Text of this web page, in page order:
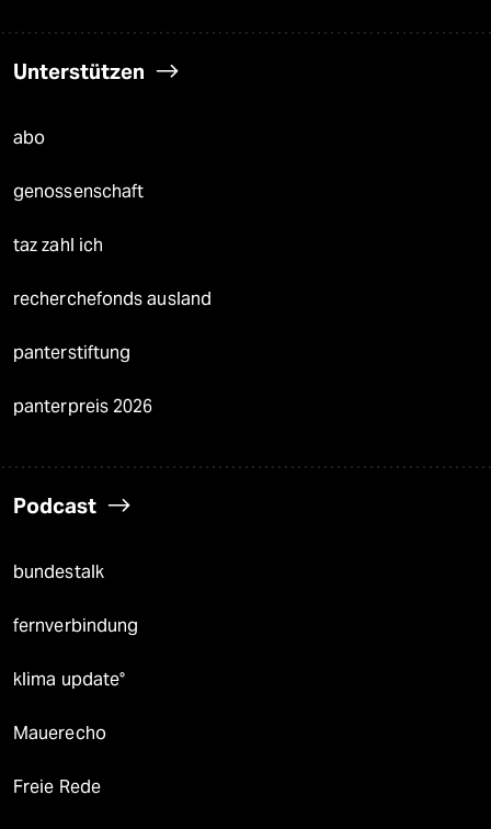
Unterstützen
abo
genossenschaft
taz zahl ich
recherchefonds ausland
panterstiftung
panterpreis 2026
Podcast
bundestalk
fernverbindung
klima update°
Mauerecho
Freie Rede